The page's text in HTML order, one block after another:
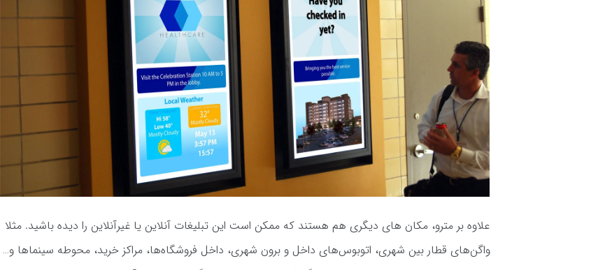
علاوه بر مترو، مکان های دیگری هم هستند که ممکن است این تبلیغات آنلاین یا غیرآنلاین را دیده باشید. مثلا
واگن‌های قطار بین شهری، اتوبوس‌های داخل و برون شهری، داخل فروشگاه‌ها، مراکز خرید، محوطه سینماها و…